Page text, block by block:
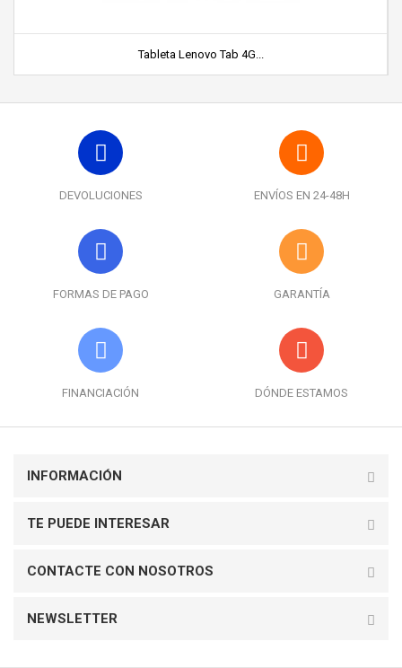
Tableta Lenovo Tab 4G...
DEVOLUCIONES ENVÍOS EN 24-48H
FORMAS DE PAGO GARANTÍA
FINANCIACIÓN DÓNDE ESTAMOS
INFORMACIÓN
TE PUEDE INTERESAR
CONTACTE CON NOSOTROS
NEWSLETTER